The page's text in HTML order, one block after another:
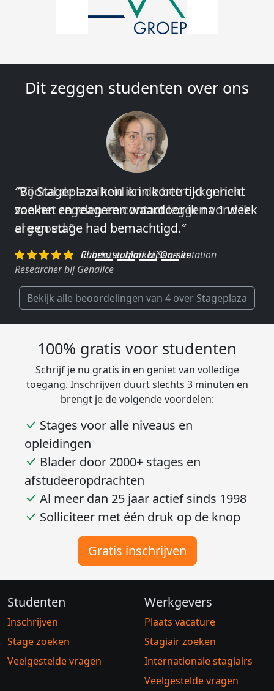
Dit zeggen studenten over ons
″Vooral de snelheid en de betrokkenheid
van het regelen en contact leggen vond ik
erg goed.″
Charlotte, Market Segmentation
Researcher bij Genalice
Bekijk alle beoordelingen van 4 over Stageplaza
100% gratis voor studenten
Schrijf je nu gratis in en geniet van volledige
toegang. Inschrijven duurt slechts 3 minuten en
brengt je de volgende voordelen:
Stages voor alle niveaus en
opleidingen
Blader door 2000+ stages en
afstudeeropdrachten
Al meer dan 25 jaar actief sinds 1998
Solliciteer met één druk op de knop
Gratis inschrijven
Studenten
Inschrijven
Stage zoeken
Veelgestelde vragen
Werkgevers
Plaats vacature
Stagiair zoeken
Internationale stagiairs
Veelgestelde vragen